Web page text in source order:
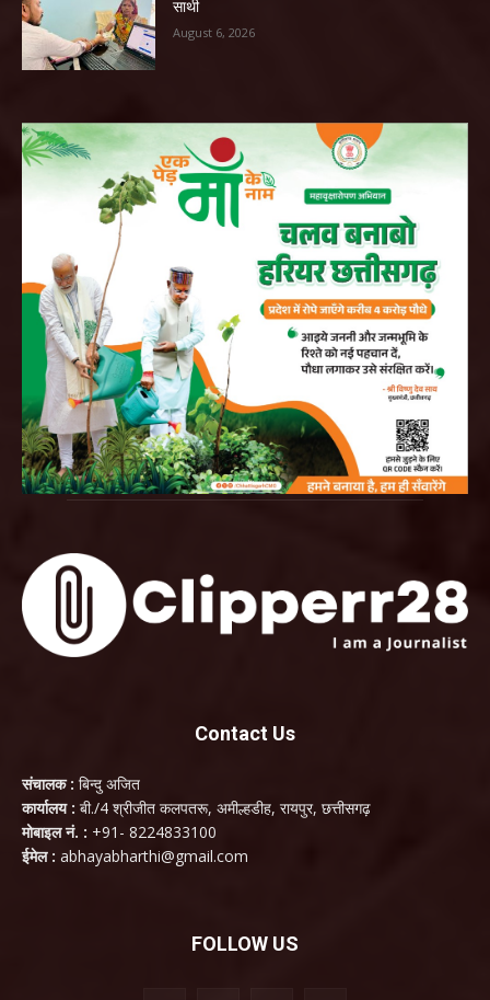
साथी
August 6, 2026
Contact Us
संचालक : बिन्दु अजित
कार्यालय : बी./4 श्रीजीत कलपतरू, अमील्हडीह, रायपुर, छत्तीसगढ़
मोबाइल नं. : +91- 8224833100
ईमेल : abhayabharthi@gmail.com
FOLLOW US